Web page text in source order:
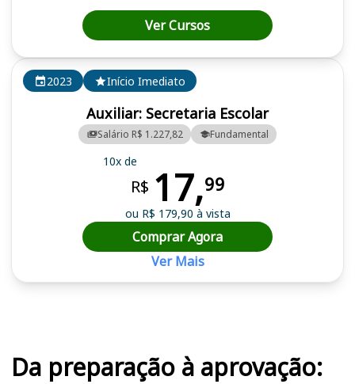
2023 Início Imediato
Auxiliar: Secretaria Escolar
Salário R$ 1.227,82 Fundamental
10x de
R$ 17,99
ou R$ 179,90 à vista
Comprar Agora
Ver Mais
Ver Cursos
Da preparação à aprovação: